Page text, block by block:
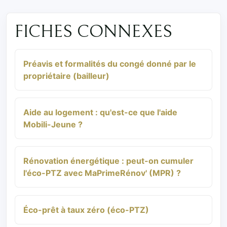
FICHES CONNEXES
Préavis et formalités du congé donné par le
propriétaire (bailleur)
Aide au logement : qu'est-ce que l'aide
Mobili-Jeune ?
Rénovation énergétique : peut-on cumuler
l'éco-PTZ avec MaPrimeRénov' (MPR) ?
Éco-prêt à taux zéro (éco-PTZ)